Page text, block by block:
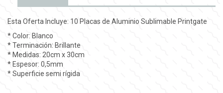
Esta Oferta Incluye: 10 Placas de Aluminio Sublimable Printgate
* Color: Blanco
* Terminación: Brillante
* Medidas: 20cm x 30cm
* Espesor: 0,5mm
* Superficie semi rígida